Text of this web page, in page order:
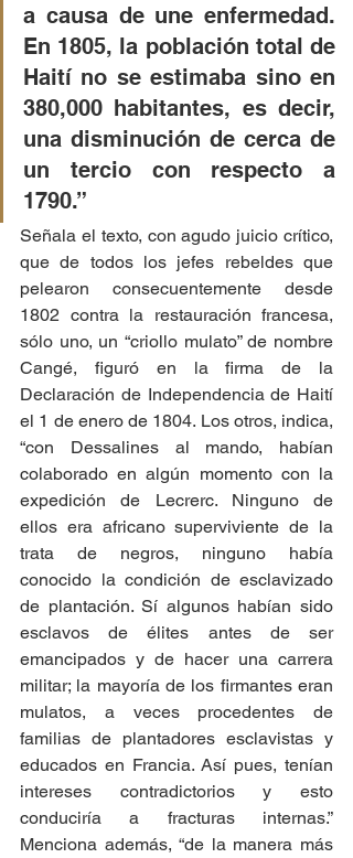
a causa de une enfermedad.
En 1805, la población total de
Haití no se estimaba sino en
380,000 habitantes, es decir,
una disminución de cerca de
un tercio con respecto a
1790.”
Señala el texto, con agudo juicio crítico,
que de todos los jefes rebeldes que
pelearon consecuentemente desde
1802 contra la restauración francesa,
sólo uno, un “criollo mulato” de nombre
Cangé, figuró en la firma de la
Declaración de Independencia de Haití
el 1 de enero de 1804. Los otros, indica,
“con Dessalines al mando, habían
colaborado en algún momento con la
expedición de Lecrerc. Ninguno de
ellos era africano superviviente de la
trata de negros, ninguno había
conocido la condición de esclavizado
de plantación. Sí algunos habían sido
esclavos de élites antes de ser
emancipados y de hacer una carrera
militar; la mayoría de los firmantes eran
mulatos, a veces procedentes de
familias de plantadores esclavistas y
educados en Francia. Así pues, tenían
intereses contradictorios y esto
conduciría a fracturas internas.”
Menciona además, “de la manera más